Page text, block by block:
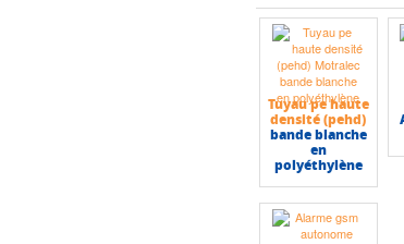
Tuyau pe haute
densité (pehd)
bande blanche
en
polyéthylène